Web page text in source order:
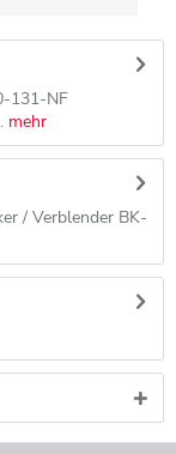
131-NF
mehr
/ Verblender BK-